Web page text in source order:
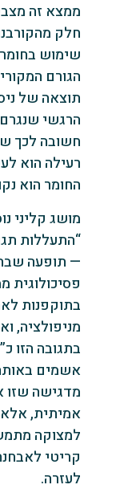
ממצא זה
חלק
שימוש
הגורם
תוצאה של
הרגשי
חשובה לכך
רעילה הוא
החומר הוא
מושג קליני
— תופעה
פסיכולוגית
בתוקפנות
מניפולציה,
בתגובה הזו
אשמים
מדגישה שזו
אמיתית,
למצוקה
קריטי
לעזרה.